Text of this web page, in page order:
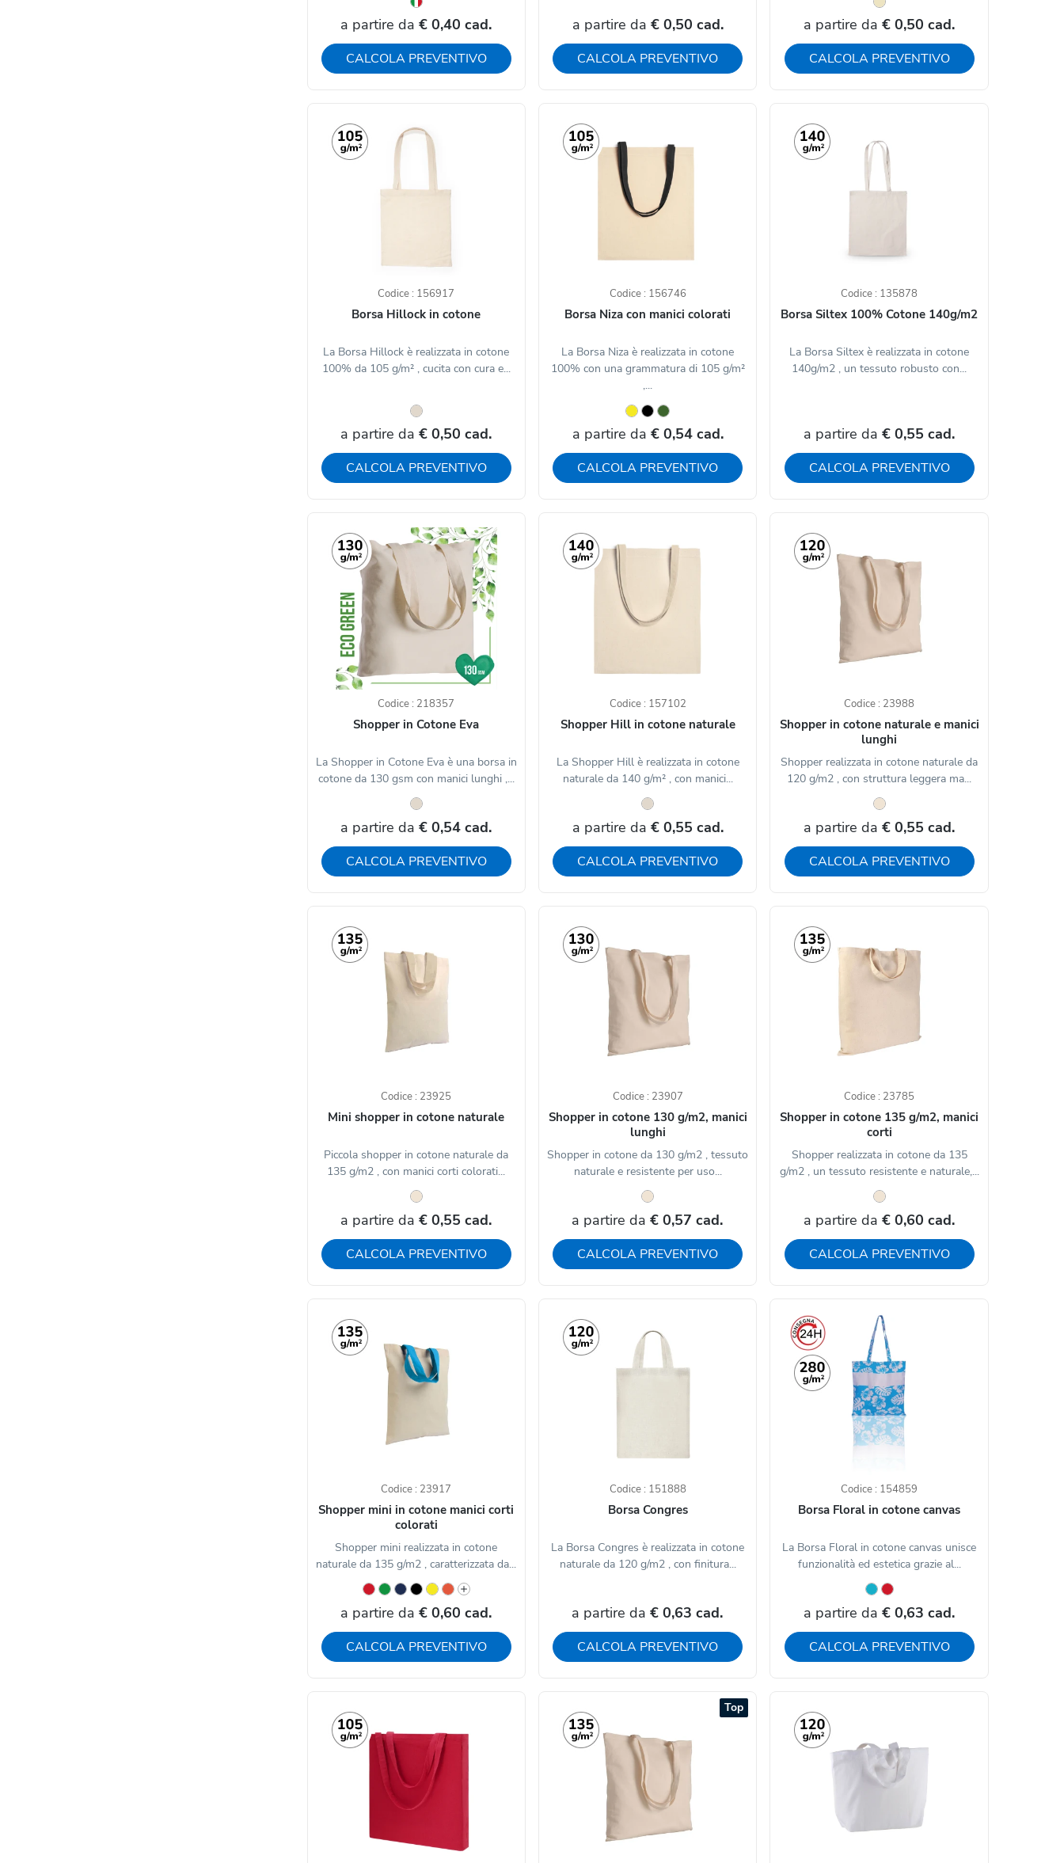
a partire da € 0,40 cad.
CALCOLA PREVENTIVO
a partire da € 0,50 cad.
CALCOLA PREVENTIVO
a partire da € 0,50 cad.
CALCOLA PREVENTIVO
Codice : 156917
Borsa Hillock in cotone
La Borsa Hillock è realizzata in cotone
100% da 105 g/m² , cucita con cura e...
a partire da € 0,50 cad.
CALCOLA PREVENTIVO
Codice : 156746
Borsa Niza con manici colorati
La Borsa Niza è realizzata in cotone
100% con una grammatura di 105 g/m²
,...
a partire da € 0,54 cad.
CALCOLA PREVENTIVO
Codice : 135878
Borsa Siltex 100% Cotone 140g/m2
La Borsa Siltex è realizzata in cotone
140g/m2 , un tessuto robusto con...
a partire da € 0,55 cad.
CALCOLA PREVENTIVO
Codice : 218357
Shopper in Cotone Eva
La Shopper in Cotone Eva è una borsa in
cotone da 130 gsm con manici lunghi ,...
a partire da € 0,54 cad.
CALCOLA PREVENTIVO
Codice : 157102
Shopper Hill in cotone naturale
La Shopper Hill è realizzata in cotone
naturale da 140 g/m² , con manici...
a partire da € 0,55 cad.
CALCOLA PREVENTIVO
Codice : 23988
Shopper in cotone naturale e manici
lunghi
Shopper realizzata in cotone naturale da
120 g/m2 , con struttura leggera ma...
a partire da € 0,55 cad.
CALCOLA PREVENTIVO
Codice : 23925
Mini shopper in cotone naturale
Piccola shopper in cotone naturale da
135 g/m2 , con manici corti colorati...
a partire da € 0,55 cad.
CALCOLA PREVENTIVO
Codice : 23907
Shopper in cotone 130 g/m2, manici
lunghi
Shopper in cotone da 130 g/m2 , tessuto
naturale e resistente per uso...
a partire da € 0,57 cad.
CALCOLA PREVENTIVO
Codice : 23785
Shopper in cotone 135 g/m2, manici
corti
Shopper realizzata in cotone da 135
g/m2 , un tessuto resistente e naturale,...
a partire da € 0,60 cad.
CALCOLA PREVENTIVO
Codice : 23917
Shopper mini in cotone manici corti
colorati
Shopper mini realizzata in cotone
naturale da 135 g/m2 , caratterizzata da...
a partire da € 0,60 cad.
CALCOLA PREVENTIVO
Codice : 151888
Borsa Congres
La Borsa Congres è realizzata in cotone
naturale da 120 g/m2 , con finitura...
a partire da € 0,63 cad.
CALCOLA PREVENTIVO
Codice : 154859
Borsa Floral in cotone canvas
La Borsa Floral in cotone canvas unisce
funzionalità ed estetica grazie al...
a partire da € 0,63 cad.
CALCOLA PREVENTIVO
Top